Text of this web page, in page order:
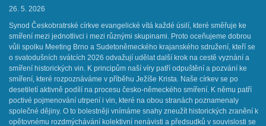
26. 5. 2026
Synod Českobratrské církve evangelické vítá každé úsilí, které směřuje ke
smíření mezi jednotlivci i mezi různými skupinami. Proto oceňujeme dobrou
vůli spolku Meeting Brno a Sudetoněmeckého krajanského sdružení, kteří se
o svatodušních svátcích 2026 odvažují udělat další krok na cestě vyznání a
smíření historických vin. K principům naší víry patří odpuštění a pozvání ke
smíření, které rozpoznáváme v příběhu Ježíše Krista. Naše církev se po
desetiletí aktivně podílí na procesu česko-německého smíření. K němu patří
poctivé pojmenování utrpení i vin, které na obou stranách poznamenaly
společné dějiny. O to bolestněji vnímáme snahy zneužít historických zranění k
opětovnému rozdmýchávání kolektivní nenávisti a předsudků v souvislosti se